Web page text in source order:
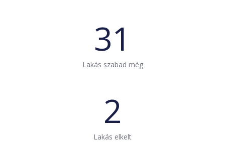
31
Lakás szabad még
2
Lakás elkelt